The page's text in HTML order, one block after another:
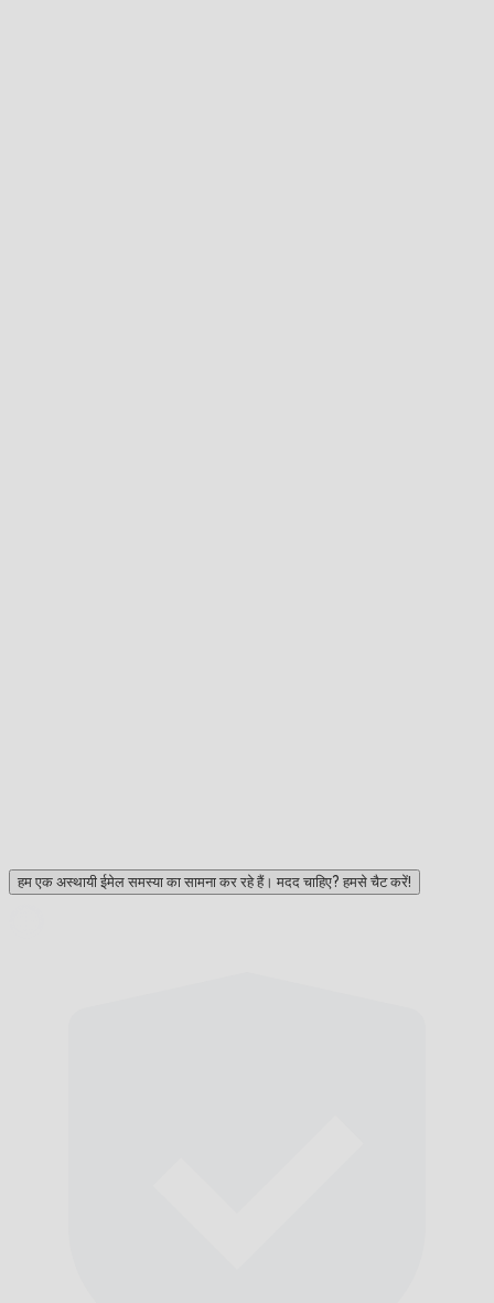
हम एक अस्थायी ईमेल समस्या का सामना कर रहे हैं। मदद चाहिए? हमसे चैट करें!